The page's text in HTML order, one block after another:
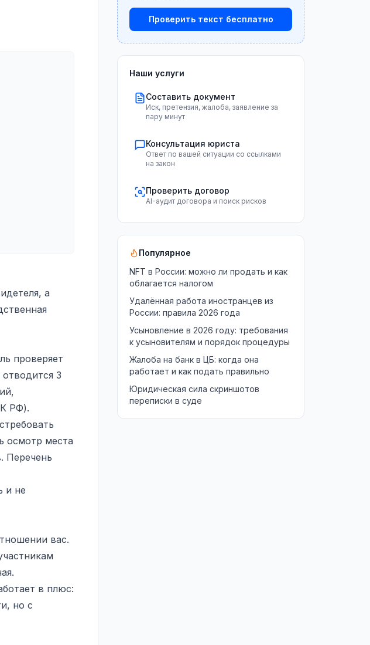
а
проверяет
3
РФ).
осмотр места
Перечень
и не
вас.
в плюс:
но с
Проверить текст бесплатно
Наши услуги
Составить документ
Иск, претензия, жалоба, заявление за
пару минут
Консультация юриста
Ответ по вашей ситуации со ссылками
на закон
Проверить договор
AI-аудит договора и поиск рисков
Популярное
NFT в России: можно ли продать и как
облагается налогом
Удалённая работа иностранцев из
России: правила 2026 года
Усыновление в 2026 году: требования
к усыновителям и порядок процедуры
Жалоба на банк в ЦБ: когда она
работает и как подать правильно
Юридическая сила скриншотов
переписки в суде